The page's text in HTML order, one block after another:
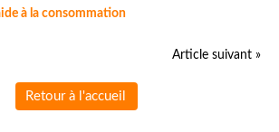
à la consommation
Article suivant »
Retour à l'accueil